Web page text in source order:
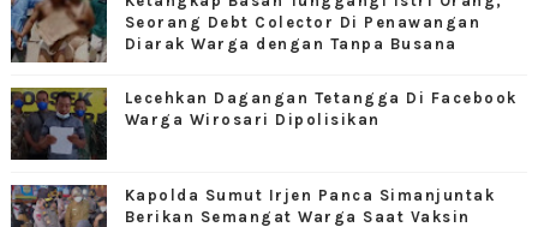
Seorang Debt Colector Di Penawangan
Diarak Warga dengan Tanpa Busana
Lecehkan Dagangan Tetangga Di Facebook
Warga Wirosari Dipolisikan
Kapolda Sumut Irjen Panca Simanjuntak
Berikan Semangat Warga Saat Vaksin